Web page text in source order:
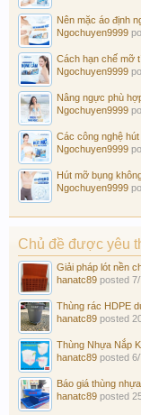
Nên mặc áo định
Ngochuyen9999
Cách hạn chế mỡ
Ngochuyen9999
Nâng ngực phù
Ngochuyen9999
Các công nghệ hút
Ngochuyen9999
Hút mỡ bụng
Ngochuyen9999
Chủ đề được yêu
Giải pháp lót nền
hanatc89 posted
Thùng rác HDPE
hanatc89 posted
Thùng Nhựa Nắp
hanatc89 posted
Báo giá thùng
hanatc89 posted